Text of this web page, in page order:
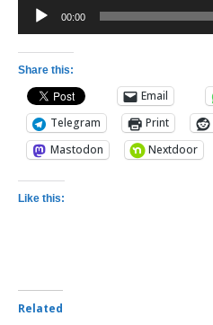
Audio
Player
00:00
Share this:
Email
Telegram
Print
Mastodon
Nextdoor
Like this:
Related